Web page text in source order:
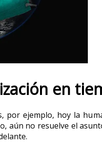
en
por ejemplo, hoy la
aún no resuelve el